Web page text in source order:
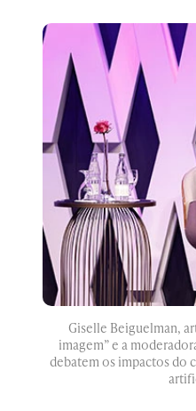
Giselle Beiguelman,
imagem” e a
debatem os impactos do